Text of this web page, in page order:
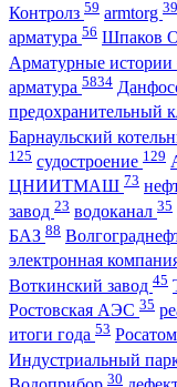
Контролз 59 armtorg
арматура 56 Шпаков
Арматурные истории
арматура 5834
предохранительный
Барнаульский
125 судостроение 129
ЦНИИТМАШ 73
завод 23 водоканал 35
БАЗ 88
электронная
Воткинский завод 45
Ростовская АЭС 35
итоги года 53 Росатом
Индустриальный
30